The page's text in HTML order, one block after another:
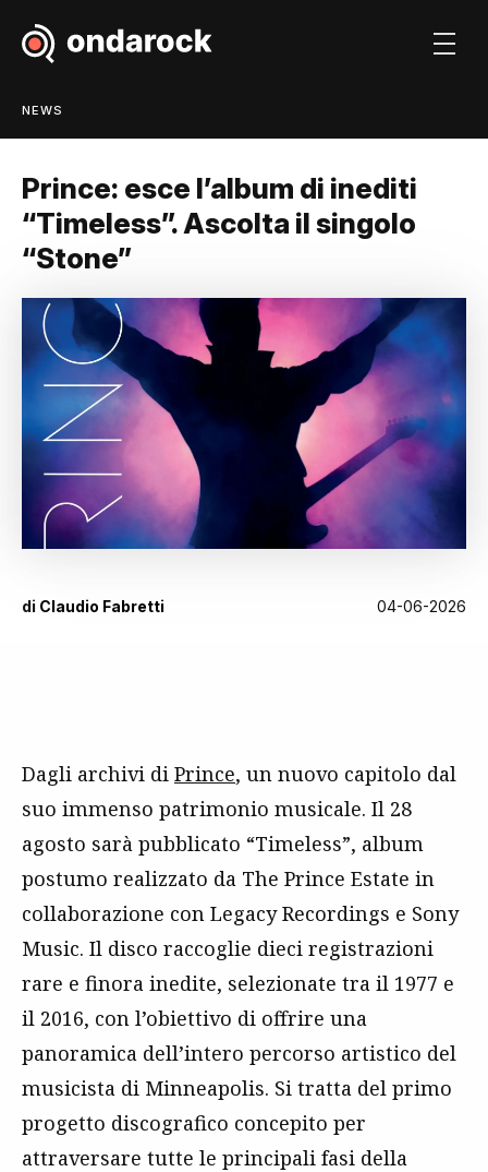
NEWS
Prince: esce l’album di inediti
“Timeless”. Ascolta il singolo
“Stone”
di Claudio Fabretti 04-06-2026
Dagli archivi di Prince, un nuovo capitolo dal
suo immenso patrimonio musicale. Il 28
agosto sarà pubblicato “Timeless”, album
postumo realizzato da The Prince Estate in
collaborazione con Legacy Recordings e Sony
Music. Il disco raccoglie dieci registrazioni
rare e finora inedite, selezionate tra il 1977 e
il 2016, con l’obiettivo di offrire una
panoramica dell’intero percorso artistico del
musicista di Minneapolis. Si tratta del primo
progetto discografico concepito per
attraversare tutte le principali fasi della